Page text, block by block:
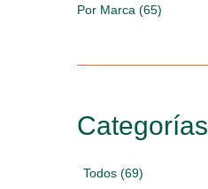
Por Marca (65)
Categorías
Todos (69)